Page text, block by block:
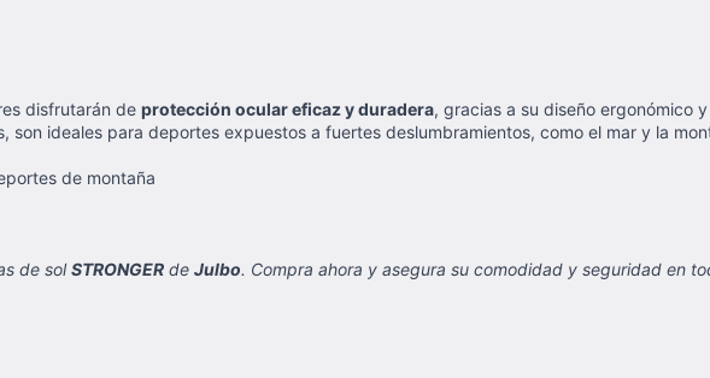
disfrutarán de protección ocular eficaz y duradera, gracias a su diseño ergonómico
ideales para deportes expuestos a fuertes deslumbramientos, como el mar y la
de montaña
de solSTRONGER de Julbo. Compra ahora y asegura su comodidad y seguridad en